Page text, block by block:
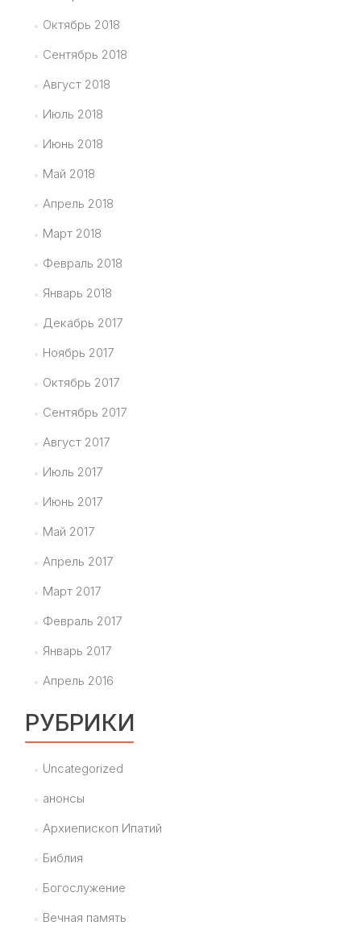
Октябрь 2018
Сентябрь 2018
Август 2018
Июль 2018
Июнь 2018
Май 2018
Апрель 2018
Март 2018
Февраль 2018
Январь 2018
Декабрь 2017
Ноябрь 2017
Октябрь 2017
Сентябрь 2017
Август 2017
Июль 2017
Июнь 2017
Май 2017
Апрель 2017
Март 2017
Февраль 2017
Январь 2017
Апрель 2016
РУБРИКИ
Uncategorized
анонсы
Архиепископ Ипатий
Библия
Богослужение
Вечная память